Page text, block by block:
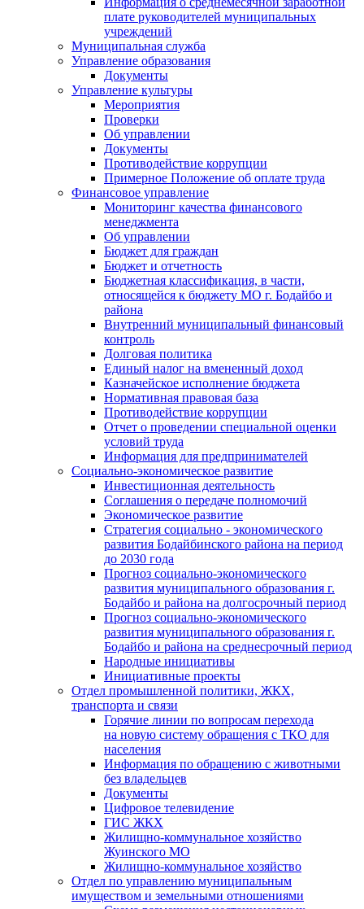
плате руководителей муниципальных
учреждений
Муниципальная служба
Управление образования
Документы
Управление культуры
Мероприятия
Проверки
Об управлении
Документы
Противодействие коррупции
Примерное Положение об оплате труда
Финансовое управление
Мониторинг качества финансового
менеджмента
Об управлении
Бюджет для граждан
Бюджет и отчетность
Бюджетная классификация, в части,
относящейся к бюджету МО г. Бодайбо и
района
Внутренний муниципальный финансовый
контроль
Долговая политика
Единый налог на вмененный доход
Казначейское исполнение бюджета
Нормативная правовая база
Противодействие коррупции
Отчет о проведении специальной оценки
условий труда
Информация для предпринимателей
Социально-экономическое развитие
Инвестиционная деятельность
Соглашения о передаче полномочий
Экономическое развитие
Стратегия социально - экономического
развития Бодайбинского района на период
до 2030 года
Прогноз социально-экономического
развития муниципального образования г.
Бодайбо и района на долгосрочный период
Прогноз социально-экономического
развития муниципального образования г.
Бодайбо и района на среднесрочный период
Народные инициативы
Инициативные проекты
Отдел промышленной политики, ЖКХ,
транспорта и связи
Горячие линии по вопросам перехода
на новую систему обращения с ТКО для
населения
Информация по обращению с животными
без владельцев
Документы
Цифровое телевидение
ГИС ЖКХ
Жилищно-коммунальное хозяйство
Жуинского МО
Жилищно-коммунальное хозяйство
Отдел по управлению муниципальным
имуществом и земельными отношениями